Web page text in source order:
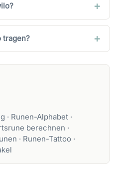
tragen?
· Runen-Alphabet ·
berechnen ·
· Runen-Tattoo ·